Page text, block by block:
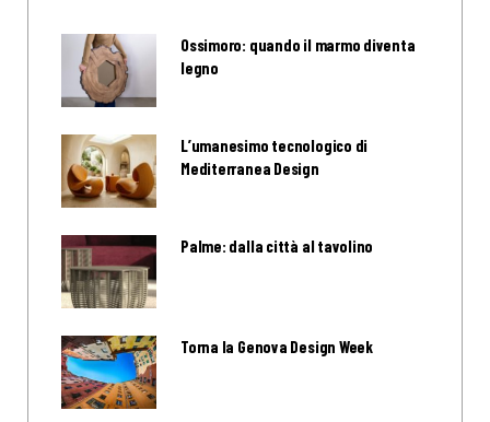
Ossimoro: quando il marmo diventa
legno
L’umanesimo tecnologico di
Mediterranea Design
Palme: dalla città al tavolino
Torna la Genova Design Week